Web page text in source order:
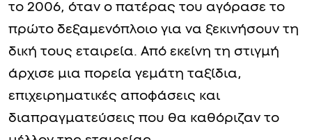
το 2006, όταν ο πατέρας του αγόρασε το
πρώτο δεξαμενόπλοιο για να ξεκινήσουν τη
δική τους εταιρεία. Από εκείνη τη στιγμή
άρχισε μια πορεία γεμάτη ταξίδια,
επιχειρηματικές αποφάσεις και
διαπραγματεύσεις που θα καθόριζαν το